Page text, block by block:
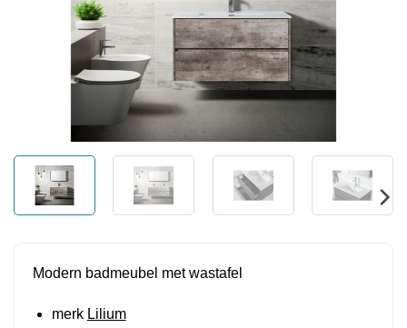
Modern badmeubel met wastafel
merk Lilium